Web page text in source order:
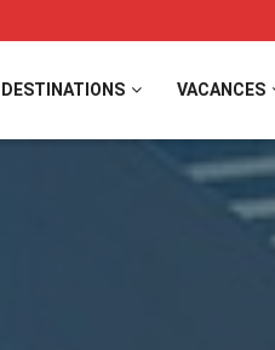
DESTINATIONS VACANCES